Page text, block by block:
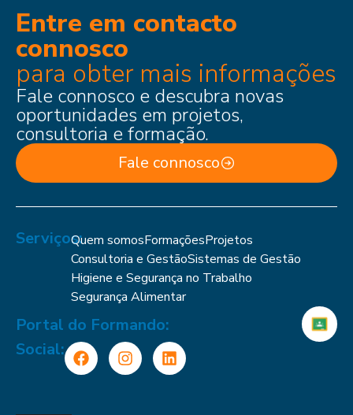
Entre em contacto
connosco
para obter mais informações
Fale connosco e descubra novas
oportunidades em projetos,
consultoria e formação.
Fale connosco
Serviços:Quem somosFormaçõesProjetos
Consultoria e GestãoSistemas de Gestão
Higiene e Segurança no Trabalho
Segurança Alimentar
Portal do Formando:
Social: